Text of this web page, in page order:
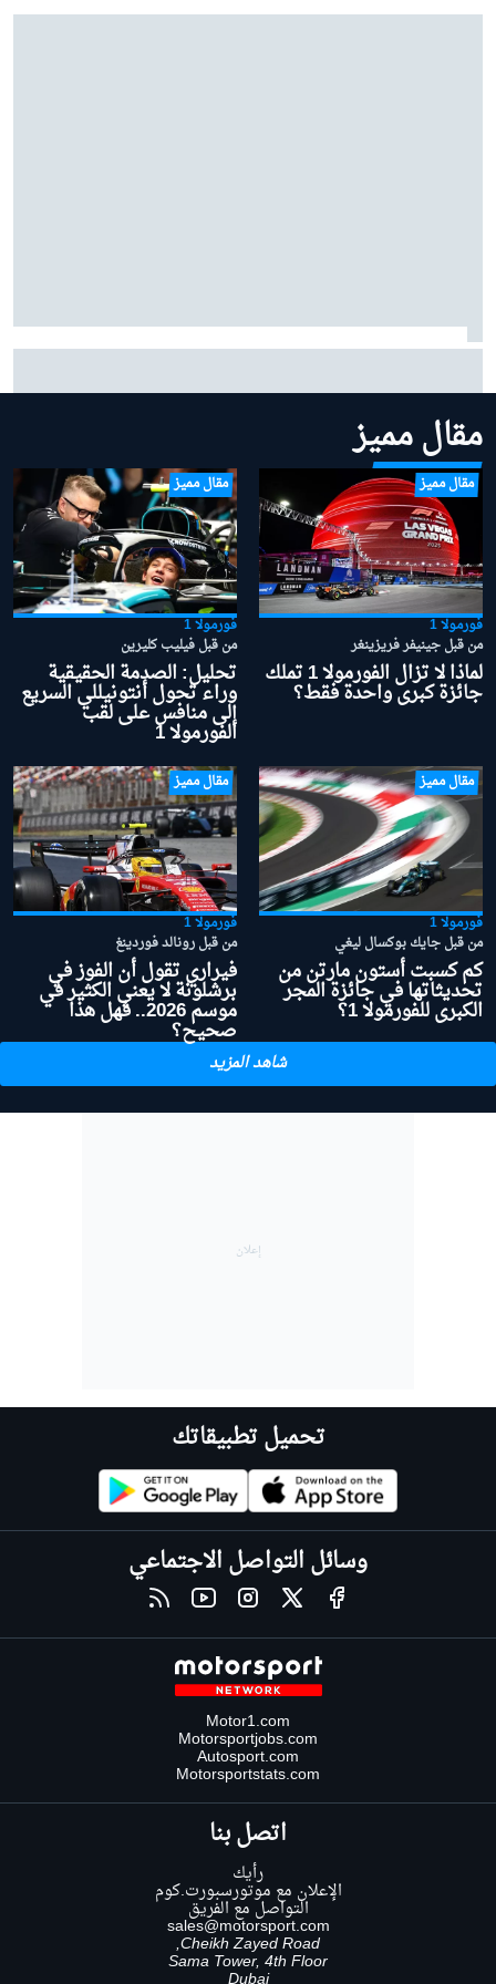
مرسيدس: "من المبكر جدًا" منح الأفضلية لأنتونيللي في
مقال مميز
مقال مميز
فورمولا 1
من قبل جينيفر فريزينغر
لماذا لا تزال الفورمولا 1 تملك
جائزة كبرى واحدة فقط؟
مقال مميز
فورمولا 1
من قبل فيليب كليرين
تحليل: الصدمة الحقيقية
وراء تحول أنتونيللي السريع
إلى منافس على لقب
الفورمولا 1
مقال مميز
فورمولا 1
من قبل جايك بوكسال ليغي
كم كسبت أستون مارتن من
تحديثاتها في جائزة المجر
الكبرى للفورمولا 1؟
مقال مميز
فورمولا 1
من قبل رونالد فوردينغ
فيراري تقول أن الفوز في
برشلونة لا يعني الكثير في
موسم 2026.. فهل هذا
صحيح؟
شاهد المزيد
تحميل تطبيقاتك
وسائل التواصل الاجتماعي
Motor1.com
Motorsportjobs.com
Autosport.com
Motorsportstats.com
اتصل بنا
رأيك
الإعلان مع موتورسبورت.كوم
التواصل مع الفريق
sales@motorsport.com
Cheikh Zayed Road,
Sama Tower, 4th Floor